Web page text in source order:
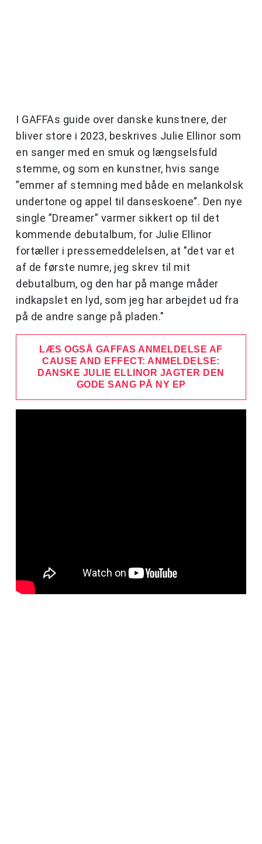
I GAFFAs guide over danske kunstnere, der
bliver store i 2023, beskrives Julie Ellinor som
en sanger med en smuk og længselsfuld
stemme, og som en kunstner, hvis sange
”emmer af stemning med både en melankolsk
undertone og appel til danseskoene”. Den nye
single ”Dreamer” varmer sikkert op til det
kommende debutalbum, for Julie Ellinor
fortæller i pressemeddelelsen, at "det var et
af de første numre, jeg skrev til mit
debutalbum, og den har på mange måder
indkapslet en lyd, som jeg har arbejdet ud fra
på de andre sange på pladen."
LÆS OGSÅ GAFFAS ANMELDELSE AF
CAUSE AND EFFECT: ANMELDELSE:
DANSKE JULIE ELLINOR JAGTER DEN
GODE SANG PÅ NY EP